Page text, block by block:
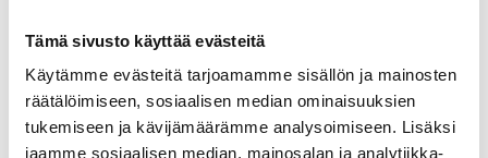
Tämä sivusto käyttää evästeitä
Käytämme evästeitä tarjoamamme sisällön ja mainosten
räätälöimiseen, sosiaalisen median ominaisuuksien
tukemiseen ja kävijämäärämme analysoimiseen. Lisäksi
jaamme sosiaalisen median, mainosalan ja analytiikka-
yritykset jotka antavat vastuun epäkaupallisille
fanaatikon takia.
5. Näkyvyys on tärkeintä. Vielä kuvitellaan jossain